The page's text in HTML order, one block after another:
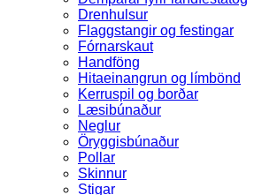
Drenhulsur
Flaggstangir og festingar
Fórnarskaut
Handföng
Hitaeinangrun og límbönd
Kerruspil og borðar
Læsibúnaður
Neglur
Öryggisbúnaður
Pollar
Skinnur
Stigar